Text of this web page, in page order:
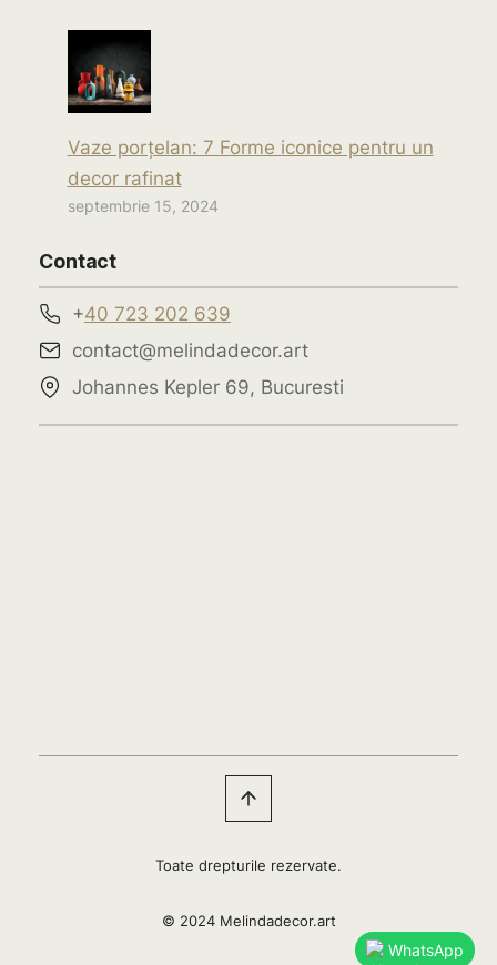
Vaze porțelan: 7 Forme iconice pentru un
decor rafinat
septembrie 15, 2024
Contact
+40 723 202 639
contact@melindadecor.art
Johannes Kepler 69, Bucuresti
© 2024 Melindadecor.art
Toate drepturile rezervate.
WhatsApp